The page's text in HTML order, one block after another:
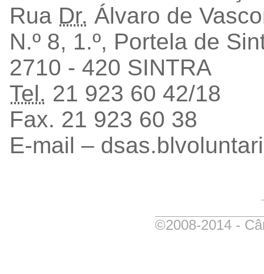
Rua Dr. Álvaro de
N.º 8, 1.º, Portela de
2710 - 420 SINTRA
Tel. 21 923 60 42/18
Fax. 21 923 60 38
E-mail –
©2008-2014 -